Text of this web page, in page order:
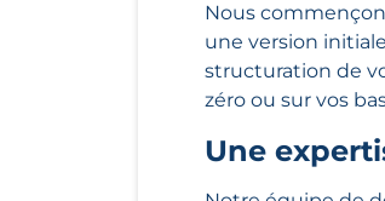
Nous
une version
structuration de
zéro ou sur vos
Une